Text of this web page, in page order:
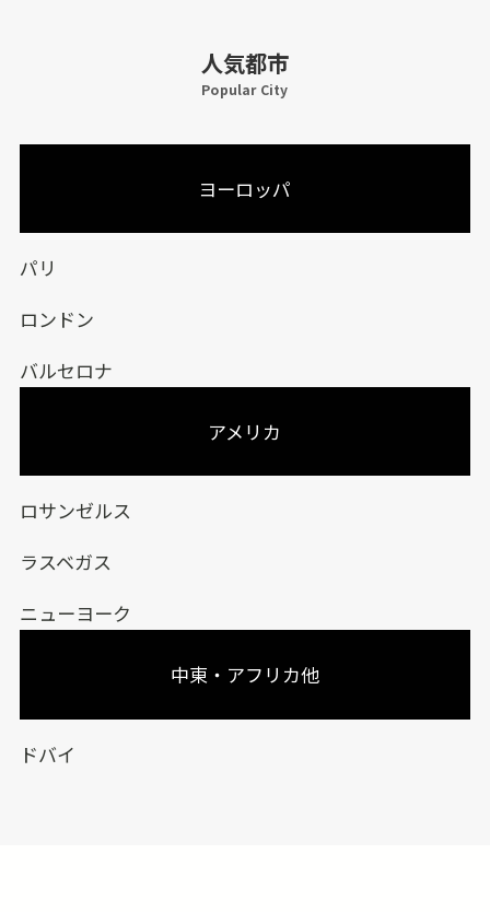
人気都市
Popular City
ヨーロッパ
パリ
ロンドン
バルセロナ
アメリカ
ロサンゼルス
ラスベガス
ニューヨーク
中東・アフリカ他
ドバイ